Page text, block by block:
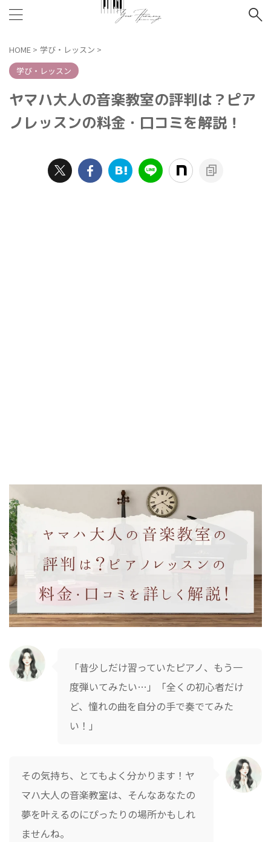
HOME > 学び・レッスン >
学び・レッスン
ヤマハ大人の音楽教室の評判は？ピア
ノレッスンの料金・口コミを解説！
「昔少しだけ習っていたピアノ、もう一
度弾いてみたい…」「全くの初心者だけ
ど、憧れの曲を自分の手で奏でてみた
い！」
その気持ち、とてもよく分かります！ヤ
マハ大人の音楽教室は、そんなあなたの
夢を叶えるのにぴったりの場所かもしれ
ませんね。